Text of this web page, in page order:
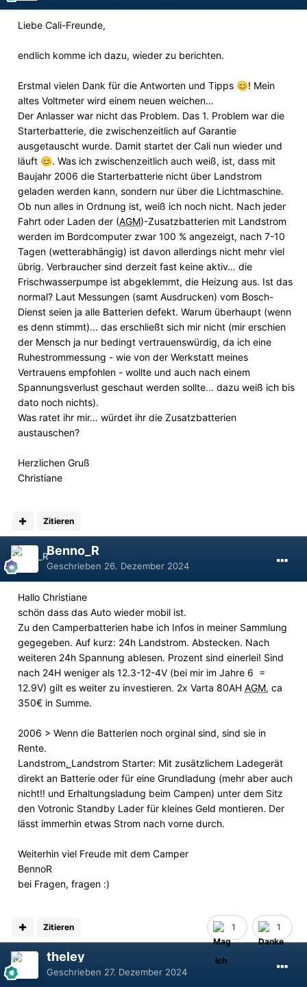
Liebe Cali-Freunde,
endlich komme ich dazu, wieder zu berichten.
Erstmal vielen Dank für die Antworten und Tipps 😊! Mein
altes Voltmeter wird einem neuen weichen…
Der Anlasser war nicht das Problem. Das 1. Problem war die
Starterbatterie, die zwischenzeitlich auf Garantie
ausgetauscht wurde. Damit startet der Cali nun wieder und
läuft 😊. Was ich zwischenzeitlich auch weiß, ist, dass mit
Baujahr 2006 die Starterbatterie nicht über Landstrom
geladen werden kann, sondern nur über die Lichtmaschine.
Ob nun alles in Ordnung ist, weiß ich noch nicht. Nach jeder
Fahrt oder Laden der (AGM)-Zusatzbatterien mit Landstrom
werden im Bordcomputer zwar 100 % angezeigt, nach 7-10
Tagen (wetterabhängig) ist davon allerdings nicht mehr viel
übrig. Verbraucher sind derzeit fast keine aktiv… die
Frischwasserpumpe ist abgeklemmt, die Heizung aus. Ist das
normal? Laut Messungen (samt Ausdrucken) vom Bosch-
Dienst seien ja alle Batterien defekt. Warum überhaupt (wenn
es denn stimmt)... das erschließt sich mir nicht (mir erschien
der Mensch ja nur bedingt vertrauenswürdig, da ich eine
Ruhestrommessung - wie von der Werkstatt meines
Vertrauens empfohlen - wollte und auch nach einem
Spannungsverlust geschaut werden sollte... dazu weiß ich bis
dato noch nichts).
Was ratet ihr mir… würdet ihr die Zusatzbatterien
austauschen?
Herzlichen Gruß
Christiane
Zitieren
Benno_R
Geschrieben 26. Dezember 2024
Hallo Christiane
schön dass das Auto wieder mobil ist.
Zu den Camperbatterien habe ich Infos in meiner Sammlung
gegegeben. Auf kurz: 24h Landstrom. Abstecken. Nach
weiteren 24h Spannung ablesen. Prozent sind einerlei! Sind
nach 24H weniger als 12.3-12-4V (bei mir im Jahre 6 =
12.9V) gilt es weiter zu investieren. 2x Varta 80AH AGM, ca
350€ in Summe.
2006 > Wenn die Batterien noch orginal sind, sind sie in
Rente.
Landstrom. Landstrom Starter: Mit zusätzlichem Ladegerät
direkt an Batterie oder für eine Grundladung (mehr aber auch
nicht!! und Erhaltungsladung beim Campen) unter dem Sitz
den Votronic Standby Lader für kleines Geld montieren. Der
lässt immerhin etwas Strom nach vorne durch.
Weiterhin viel Freude mit dem Camper
BennoR
bei Fragen, fragen :)
1 1
Zitieren
theley
Geschrieben 27. Dezember 2024